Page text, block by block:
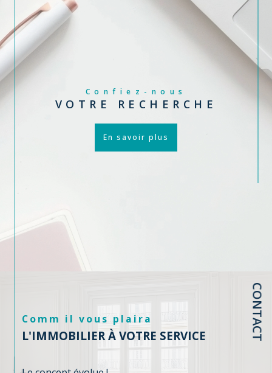
CONTACT
Confiez-nous
VOTRE RECHERCHE
En savoir plus
Comm il vous plaira
L'IMMOBILIER À VOTRE SERVICE